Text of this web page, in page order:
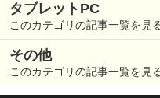
タブレットPC
このカテゴリの記事一覧を見
その他
このカテゴリの記事一覧を見